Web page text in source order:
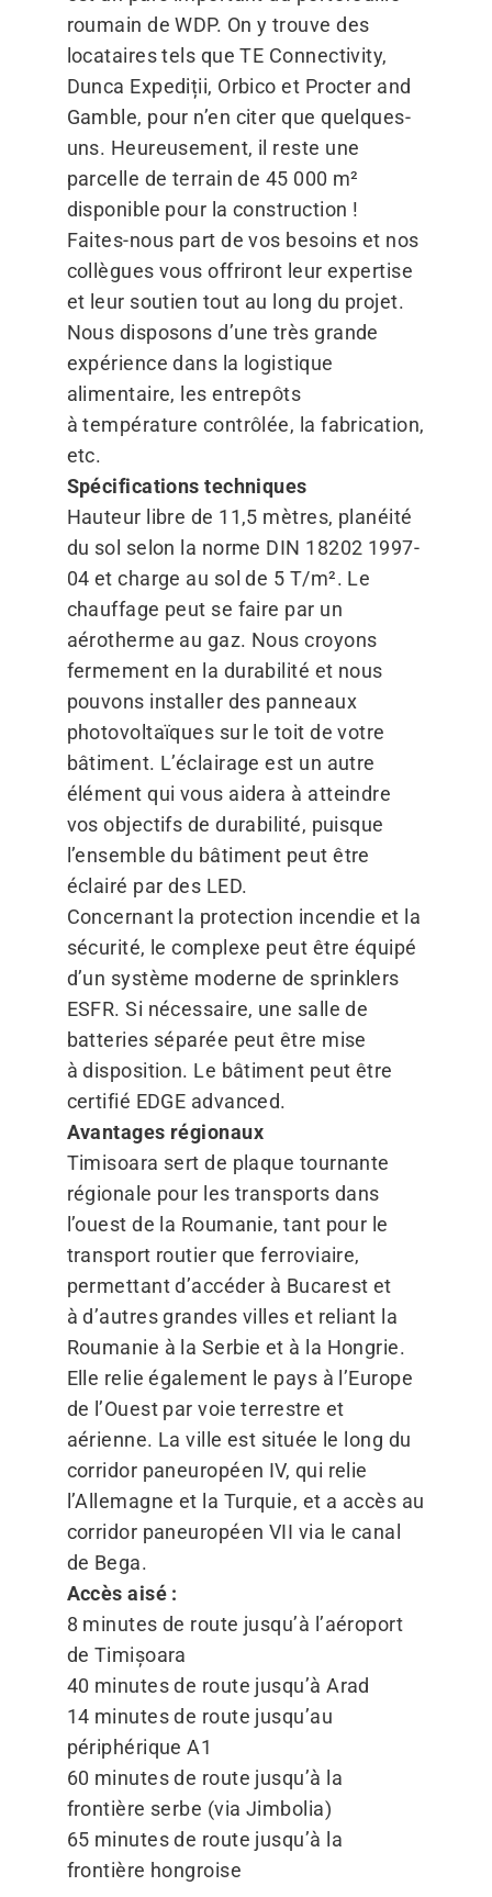
roumain de WDP. On y trouve des
locataires tels que TE Connectivity,
Dunca Expediții, Orbico et Procter and
Gamble, pour n’en citer que quelques-
uns. Heureusement, il reste une
parcelle de terrain de 45 000 m²
disponible pour la construction !
Faites-nous part de vos besoins et nos
collègues vous offriront leur expertise
et leur soutien tout au long du projet.
Nous disposons d’une très grande
expérience dans la logistique
alimentaire, les entrepôts
à température contrôlée, la fabrication,
etc.
Spécifications techniques
Hauteur libre de 11,5 mètres, planéité
du sol selon la norme DIN 18202 1997-
04 et charge au sol de 5 T/​m². Le
chauffage peut se faire par un
aérotherme au gaz. Nous croyons
fermement en la durabilité et nous
pouvons installer des panneaux
photovoltaïques sur le toit de votre
bâtiment. L’éclairage est un autre
élément qui vous aidera à atteindre
vos objectifs de durabilité, puisque
l’ensemble du bâtiment peut être
éclairé par des LED.
Concernant la protection incendie et la
sécurité, le complexe peut être équipé
d’un système moderne de sprinklers
ESFR. Si nécessaire, une salle de
batteries séparée peut être mise
à disposition. Le bâtiment peut être
certifié EDGE advanced.
Avantages régionaux
Timisoara sert de plaque tournante
régionale pour les transports dans
l’ouest de la Roumanie, tant pour le
transport routier que ferroviaire,
permettant d’accéder à Bucarest et
à d’autres grandes villes et reliant la
Roumanie à la Serbie et à la Hongrie.
Elle relie également le pays à l’Europe
de l’Ouest par voie terrestre et
aérienne. La ville est située le long du
corridor paneuropéen IV, qui relie
l’Allemagne et la Turquie, et a accès au
corridor paneuropéen VII via le canal
de Bega.
Accès aisé :
8 minutes de route jusqu’à l’aéroport
de Timișoara
40 minutes de route jusqu’à Arad
14 minutes de route jusqu’au
périphérique A1
60 minutes de route jusqu’à la
frontière serbe (via Jimbolia)
65 minutes de route jusqu’à la
frontière hongroise